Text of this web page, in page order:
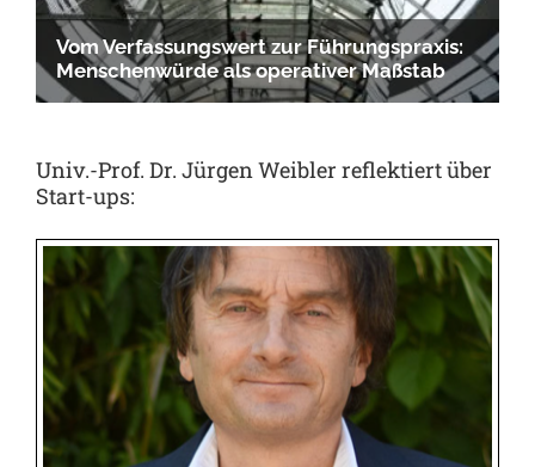
Univ.-Prof. Dr. Jürgen Weibler reflektiert über
Start-ups: